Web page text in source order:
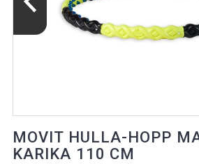
MOVIT HULLA-HOPP
KARIKA 110 CM